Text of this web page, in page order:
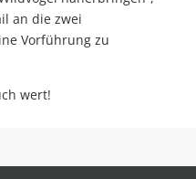
an die zwei
Vorführung zu
wert!